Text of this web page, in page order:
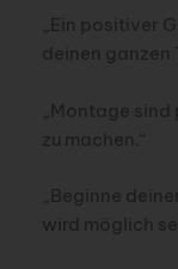
„Ein positiver
deinen ganzen
„Montage
zu machen.“
„Beginne
wird möglich